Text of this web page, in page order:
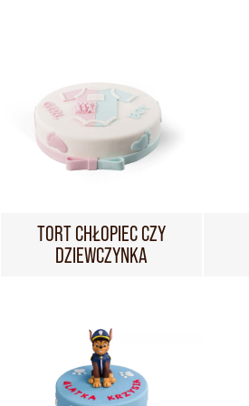
TORT CHŁOPIEC CZY
DZIEWCZYNKA